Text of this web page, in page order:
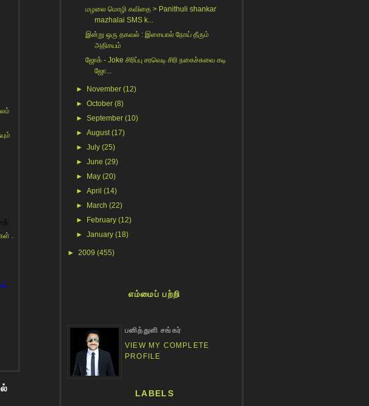
.
மழலை மொழி கவிதை > Panithuli shankar
mazhalai SMS k...
இன்று ஒரு தகவல் : இசையால் நோய் தீரும்
அதிசயம்
ஜோக் - Joke சிரிப்பு சரவெடி சிரி நகைச்சுவை கடி
ஜோ...
► November (12)
►October (8)
►September (10)
►August (17)
►July (25)
►June (29)
►
May (20)
►April (14)
►
March (22)
►
February (12)
►January (18)
► 2009 (455)
எம்மைப் பற்றி
பனித்துளி சங்கர்
VIEW MY COMPLETE
PROFILE
LABELS